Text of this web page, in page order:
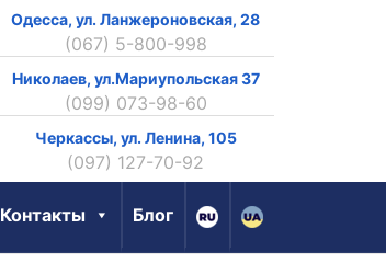
Одесса, ул. Ланжероновская, 28
(067) 5-800-998
Николаев, ул.Мариупольская 37
(099) 073-98-60
Черкассы, ул. Ленина, 105
(097) 127-70-92
Контакты Блог